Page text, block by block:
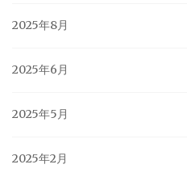
2025年8月
2025年6月
2025年5月
2025年2月